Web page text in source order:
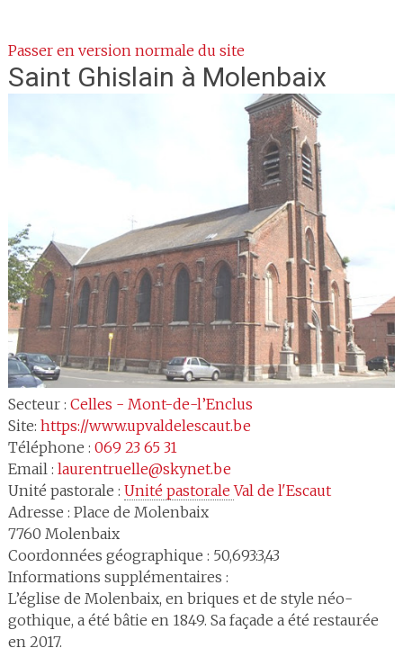
Passer en version normale du site
Saint Ghislain à Molenbaix
Secteur : Celles - Mont-de-l’Enclus
Site: https://www.upvaldelescaut.be
Téléphone : 069 23 65 31
Email : laurentruelle@skynet.be
Unité pastorale : Unité pastorale Val de l'Escaut
Adresse : Place de Molenbaix
7760 Molenbaix
Coordonnées géographique : 50,693:3,43
Informations supplémentaires :
L’église de Molenbaix, en briques et de style néo-
gothique, a été bâtie en 1849. Sa façade a été restaurée
en 2017.